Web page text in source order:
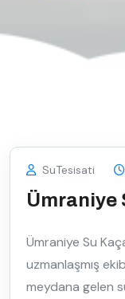
SuTesisati
Ümraniye
Ümraniye Su
uzmanlaşmış
meydana gelen